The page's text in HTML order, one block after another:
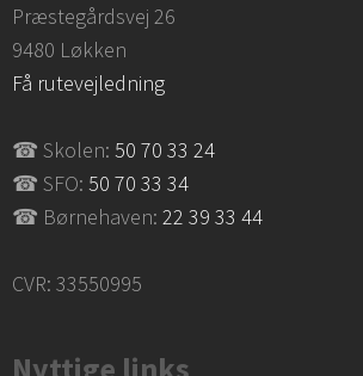
​Præstegårdsvej 26
​9480 Løkken
Få rutevejledning
☎ Skolen: 50 70 33 24
☎ SFO: 50 70 33 34
☎ Børnehaven: 22 39 33 44
CVR: 33550995 ​